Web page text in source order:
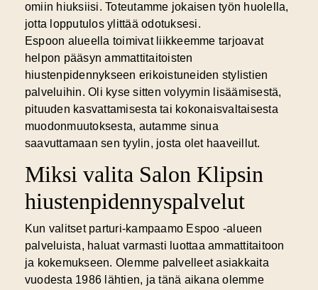
omiin hiuksiisi. Toteutamme jokaisen työn huolella,
jotta lopputulos ylittää odotuksesi.
Espoon alueella toimivat liikkeemme tarjoavat
helpon pääsyn ammattitaitoisten
hiustenpidennykseen erikoistuneiden stylistien
palveluihin. Oli kyse sitten volyymin lisäämisestä,
pituuden kasvattamisesta tai kokonaisvaltaisesta
muodonmuutoksesta, autamme sinua
saavuttamaan sen tyylin, josta olet haaveillut.
Miksi valita Salon Klipsin
hiustenpidennyspalvelut
Kun valitset parturi-kampaamo Espoo -alueen
palveluista, haluat varmasti luottaa ammattitaitoon
ja kokemukseen. Olemme palvelleet asiakkaita
vuodesta 1986 lähtien, ja tänä aikana olemme